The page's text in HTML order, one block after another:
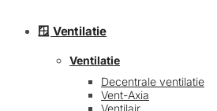
🪟 Ventilatie
Ventilatie
Decentrale ventilatie
Vent-Axia
Ventilair